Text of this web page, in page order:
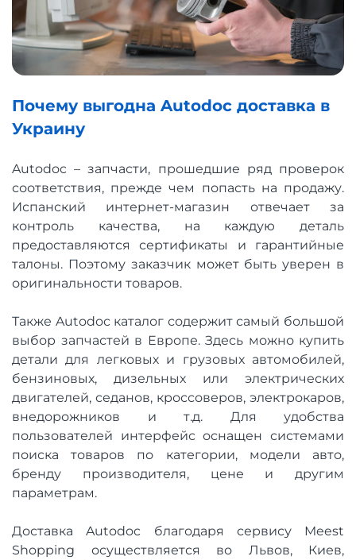
Почему выгодна Autodoc доставка в
Украину
Autodoc – запчасти, прошедшие ряд проверок
соответствия, прежде чем попасть на продажу.
Испанский интернет-магазин отвечает за
контроль качества, на каждую деталь
предоставляются сертификаты и гарантийные
талоны. Поэтому заказчик может быть уверен в
оригинальности товаров.
Также Autodoc каталог содержит самый большой
выбор запчастей в Европе. Здесь можно купить
детали для легковых и грузовых автомобилей,
бензиновых, дизельных или электрических
двигателей, седанов, кроссоверов, электрокаров,
внедорожников и т.д. Для удобства
пользователей интерфейс оснащен системами
поиска товаров по категории, модели авто,
бренду производителя, цене и другим
параметрам.
Доставка Autodoc благодаря сервису Meest
Shopping осуществляется во Львов, Киев,